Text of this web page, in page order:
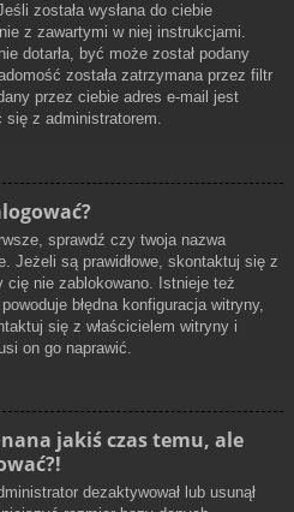
została wysłana do ciebie
z zawartymi w niej instrukcjami.
dotarła, być może został podany
została zatrzymana przez filtr
przez ciebie adres e-mail jest
się z administratorem.
sprawdź czy twoja nazwa
Jeżeli są prawidłowe, skontaktuj się z
cię nie zablokowano. Istnieje też
błędna konfiguracja witryny,
się z właścicielem witryny i
on go naprawić.
jakiś czas temu, ale
dezaktywował lub usunął